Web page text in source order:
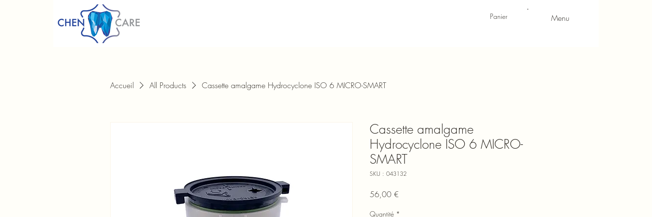
Panier Menu
Accueil All Products Cassette amalgame Hydrocyclone ISO 6 MICRO-SMART
Cassette amalgame
Hydrocyclone ISO 6 MICRO-
SMART
SKU : 043132
56,00 €
Quantité *